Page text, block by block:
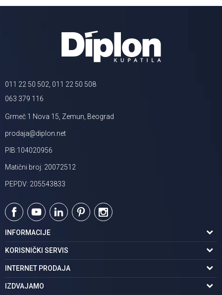
011 22 50 502, 011 22 50 508
063 379 116
Grmeč 1 Nova 15, Zemun, Beograd
prodaja@diplon.net
PIB:104020956
Matični broj: 20072512
PEPDV: 205543833
INFORMACIJE
O nama
Podaci o trgovcu
Karijera | postani deo tima
KORISNIČKI SERVIS
Uslovi korišćenja
Politika privatnosti
INTERNET PRODAJA
Kako kupiti
IZDVAJAMO